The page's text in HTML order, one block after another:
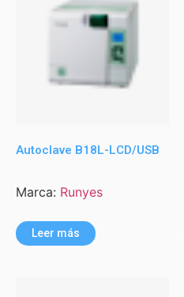
Autoclave B18L-LCD/USB
Marca: Runyes
Leer más